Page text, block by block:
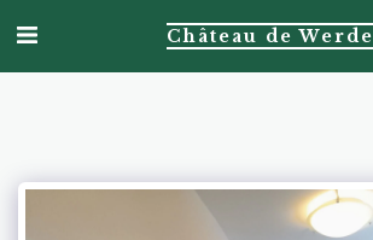
Château de Werde